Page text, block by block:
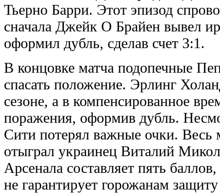
Тьерно Барри. Этот эпизод
сначала Джейк О Брайен вывел
оформил дубль, сделав счет 3:1.
В концовке матча подопечные
спасать положение. Эрлинг
сезоне, а в компенсированное
поражения, оформив дубль.
Сити потерял важные очки. Весь
отыграл украинец Виталий
Арсенала составляет пять
не гарантирует горожанам